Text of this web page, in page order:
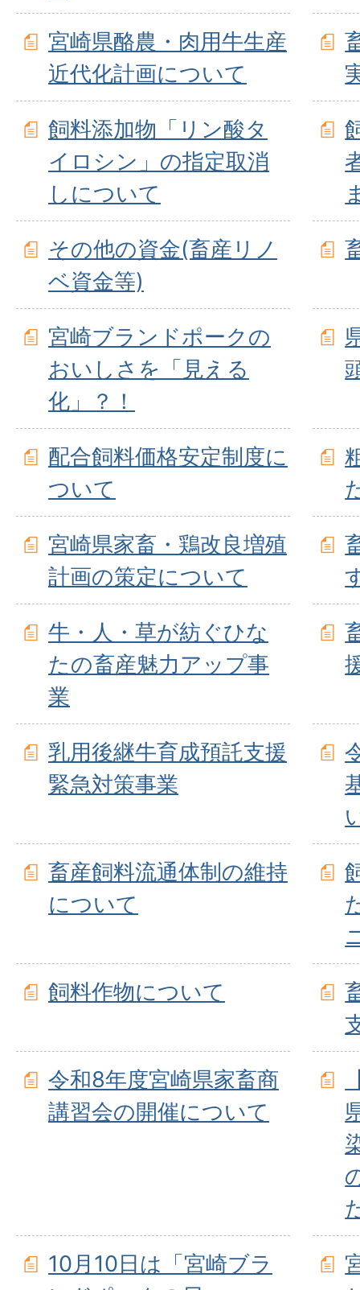
宮崎県酪農・肉用牛生産
近代化計画について
飼料添加物「リン酸タ
イロシン」の指定取消
しについて
その他の資金(畜産リノ
ベ資金等)
宮崎ブランドポークの
おいしさを「見える
化」？！
配合飼料価格安定制度に
ついて
宮崎県家畜・鶏改良増殖
計画の策定について
牛・人・草が紡ぐひな
たの畜産魅力アップ事
業
乳用後継牛育成預託支援
緊急対策事業
畜産飼料流通体制の維持
について
飼料作物について
令和8年度宮崎県家畜商
講習会の開催について
10月10日は「宮崎ブラ